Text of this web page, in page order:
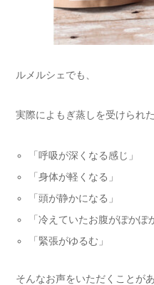
ルメルシェでも、
実際によもぎ蒸しを受けられ
「呼吸が深くなる感じ」
「身体が軽くなる」
「頭が静かになる」
「冷えていたお腹がぽかぽ
「緊張がゆるむ」
そんなお声をいただくことがあ